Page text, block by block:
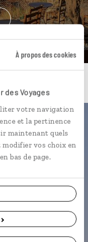
À propos des cookies
des Voyages
votre navigation
et la pertinence
maintenant quels
modifier vos choix en
bas de page.
?
d'Amorgos
- Athènes